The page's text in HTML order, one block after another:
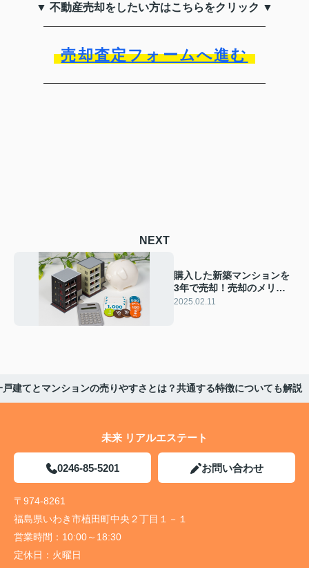
▼ 不動産売却をしたい方はこちらをクリック ▼
売却査定フォームへ進む
NEXT
購入した新築マンションを
3年で売却！売却のメリッ
トとデメリットをご紹介
2025.02.11
戸建てとマンションの売りやすさとは？共通する特徴についても解説
未来 リアルエステート
0246-85-5201 お問い合わせ
〒974-8261
福島県いわき市植田町中央２丁目１－１
営業時間： 10:00～18:30
定休日： 火曜日